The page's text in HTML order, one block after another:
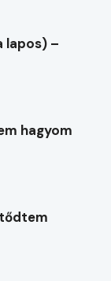
lapos) –
hagyom